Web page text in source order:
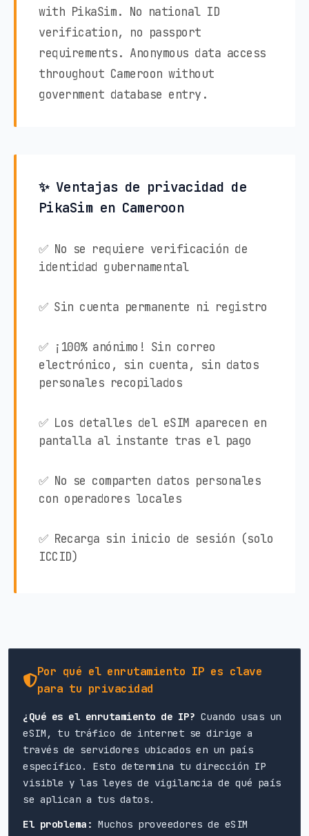
with PikaSim. No national ID
verification, no passport
requirements. Anonymous data access
throughout Cameroon without
government database entry.
✨ Ventajas de privacidad de
PikaSim en Cameroon
✅ No se requiere verificación de
identidad gubernamental
✅ Sin cuenta permanente ni registro
✅ ¡100% anónimo! Sin correo
electrónico, sin cuenta, sin datos
personales recopilados
✅ Los detalles del eSIM aparecen en
pantalla al instante tras el pago
✅ No se comparten datos personales
con operadores locales
✅ Recarga sin inicio de sesión (solo
ICCID)
Por qué el enrutamiento IP es clave
para tu privacidad
¿Qué es el enrutamiento de IP? Cuando usas un
eSIM, tu tráfico de internet se dirige a
través de servidores ubicados en un país
específico. Esto determina tu dirección IP
visible y las leyes de vigilancia de qué país
se aplican a tus datos.
El problema: Muchos proveedores de eSIM